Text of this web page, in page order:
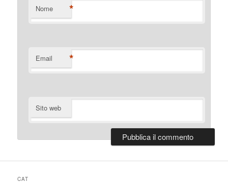
Nome *
Email *
Sito web
CAT